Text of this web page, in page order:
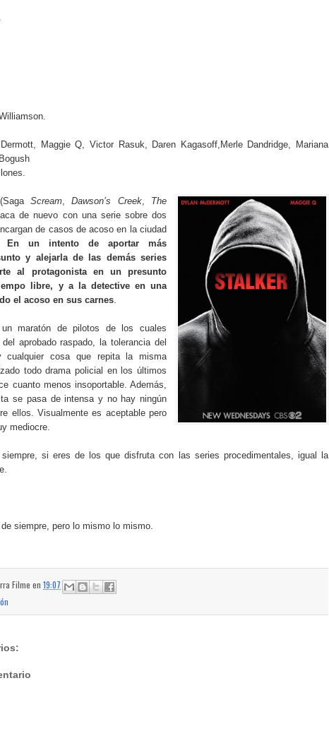
Maggie Q, Victor Rasuk, Daren Kagasoff,Merle Dandridge, Mariana
Scream ,Dawson’s Creek, The
de nuevo con una serie sobre dos
de casos de acoso en la ciudad
En un intento de aportar más
y alejarla de las demás series
al protagonista en un presunto
libre, y a la detective en una
el acoso en sus carnes
maratón de pilotos de los cuales
aprobado raspado, la tolerancia del
cualquier cosa que repita la misma
todo drama policial en los últimos
cuanto menos insoportable. Además,
se pasa de intensa y no hay ningún
ellos. Visualmente es aceptable pero
mediocre.
si eres de los que disfruta con las series procedimentales, igual la
siempre, pero lo mismo lo mismo.
Filme en 19:07